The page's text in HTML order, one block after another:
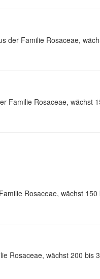
der Familie Rosaceae,
Familie Rosaceae,
Rosaceae, wächst
Rosaceae, wächst 200